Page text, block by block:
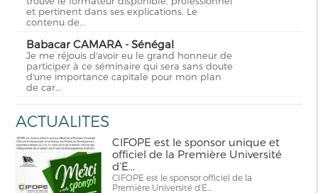
et pertinent dans ses explications. Le
contenu de...
Babacar CAMARA - Sénégal
Je me réjouis d'avoir eu le grand honneur de
participer à ce séminaire qui sera sans doute
d'une importance capitale pour mon plan
de car...
ACTUALITES
CIFOPE est le sponsor unique et
officiel de la Première Université
d’E...
CIFOPE est le sponsor officiel de la
Première Université d’E...